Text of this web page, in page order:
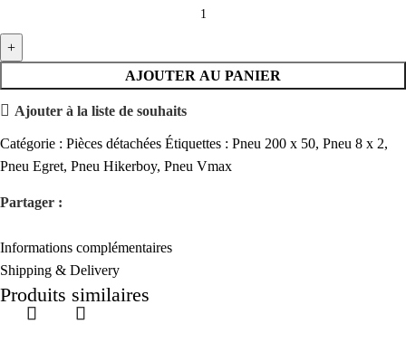
AJOUTER AU PANIER
Ajouter à la liste de souhaits
Catégorie : Pièces détachées Étiquettes : Pneu 200 x 50, Pneu 8 x 2,
Pneu Egret, Pneu Hikerboy, Pneu Vmax
Partager :
Informations complémentaires
Shipping & Delivery
Produits similaires